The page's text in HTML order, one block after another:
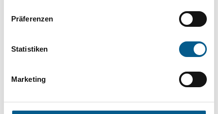
Präferenzen
Statistiken
Marketing
können durch die Wahl von Bereichen oder